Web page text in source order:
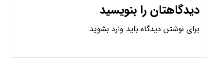
دیدگاهتان را بنویسید
برای نوشتن دیدگاه باید وارد بشوید.